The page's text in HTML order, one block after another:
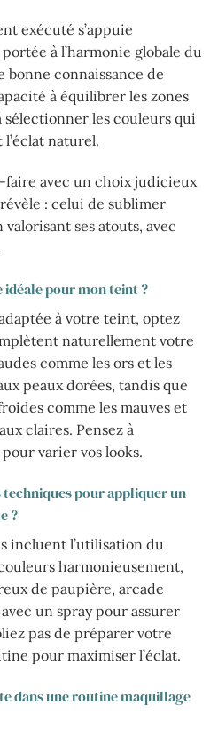
exécuté s’appuie
à l’harmonie globale du
bonne connaissance de
à équilibrer les zones
sélectionner les couleurs qui
naturel.
faire avec un choix judicieux
: celui de sublimer
ses atouts, avec
pour mon teint ?
à votre teint, optez
naturellement votre
comme les ors et les
peaux dorées, tandis que
comme les mauves et
claires. Pensez à
varier vos looks.
pour appliquer un
?
incluent l’utilisation du
harmonieusement,
de paupière, arcade
un spray pour assurer
pas de préparer votre
pour maximiser l’éclat.
dans une routine maquillage